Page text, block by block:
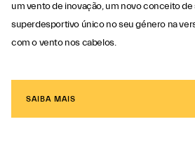
um vento de inovação, um novo conceito
superdesportivo único no seu género na
com o vento nos cabelos.
SAIBA MAIS